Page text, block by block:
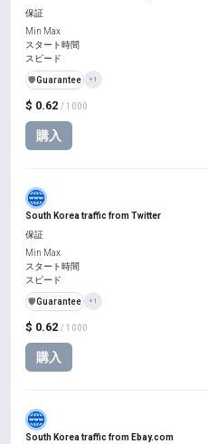
$ 0.62 / 1000
購入
保証
Min Max
スタート時間
スピード
️🛡️Guarantee +1
South Korea traffic from Twitter
$ 0.62 / 1000
購入
保証
Min Max
スタート時間
スピード
️🛡️Guarantee +1
South Korea traffic from Ebay.com